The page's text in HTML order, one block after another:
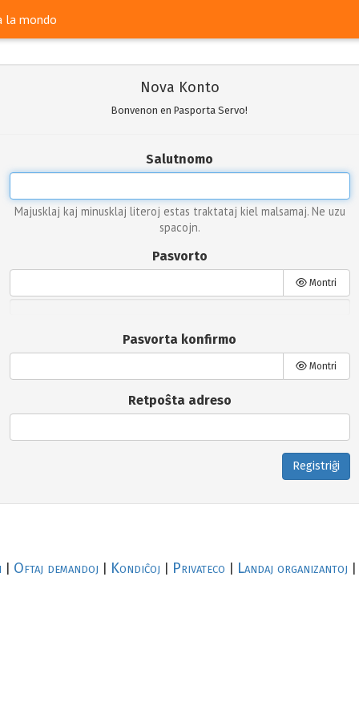
la mondo
Nova Konto
Bonvenon en Pasporta Servo!
Salutnomo
Majusklaj kaj minusklaj literoj estas traktataj kiel malsamaj. Ne uzu
spacojn.
Pasvorto
Montri
Pasvorta konfirmo
Montri
Retpoŝta adreso
Registriĝi
Oftaj demandoj Kondiĉoj Privateco Landaj organizantoj